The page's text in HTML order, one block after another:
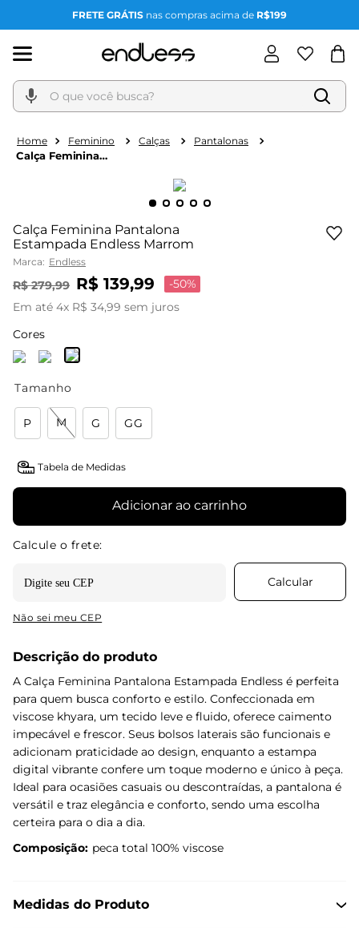
FRETE GRÁTIS nas compras acima de R$199
O que você busca?
Feminino Calças Pantalonas
Calça Feminina
Calça Feminina Pantalona
Estampada Endless Marrom
Marca: Endless
R$ 279,99 R$ 139,99 -50%
Em até 4x R$ 34,99 sem juros
Cores
Tamanho
P M G GG
Tabela de Medidas
Adicionar ao carrinho
Não sei meu CEP
Descrição do produto
A Calça Feminina Pantalona Estampada Endless é perfeita
para quem busca conforto e estilo. Confeccionada em
viscose khyara, um tecido leve e fluido, oferece caimento
impecável e frescor. Seus bolsos laterais são funcionais e
adicionam praticidade ao design, enquanto a estampa
digital vibrante confere um toque moderno e único à peça.
Ideal para ocasiões casuais ou descontraídas, a pantalona é
versátil e traz elegância e conforto, sendo uma escolha
certeira para o dia a dia.
Composição: peca total 100% viscose
Medidas do Produto